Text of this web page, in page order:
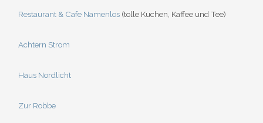
Restaurant & Cafe Namenlos (tolle Kuchen, Kaffee und Tee)
Achtern Strom
Haus Nordlicht
Zur Robbe